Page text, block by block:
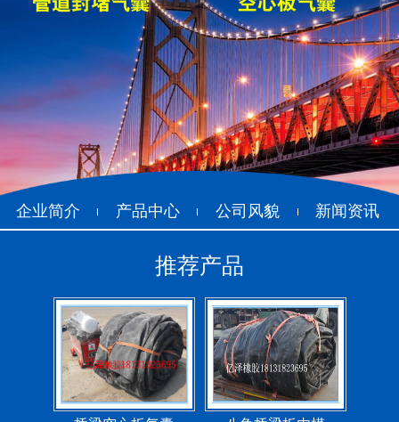
企业简介 产品中心 公司风貌 新闻资讯
推荐产品
200*25米圆形桥梁气囊 390*14米的圆形充气芯
桥梁空心板气囊 八角桥梁板内模